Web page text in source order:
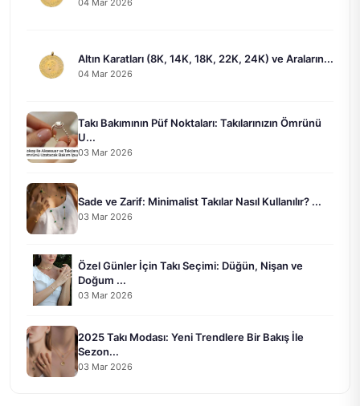
04 Mar 2026
Altın Karatları (8K, 14K, 18K, 22K, 24K) ve Araların...
04 Mar 2026
Takı Bakımının Püf Noktaları: Takılarınızın Ömrünü
U...
03 Mar 2026
Sade ve Zarif: Minimalist Takılar Nasıl Kullanılır? ...
03 Mar 2026
Özel Günler İçin Takı Seçimi: Düğün, Nişan ve
Doğum ...
03 Mar 2026
2025 Takı Modası: Yeni Trendlere Bir Bakış İle
Sezon...
03 Mar 2026